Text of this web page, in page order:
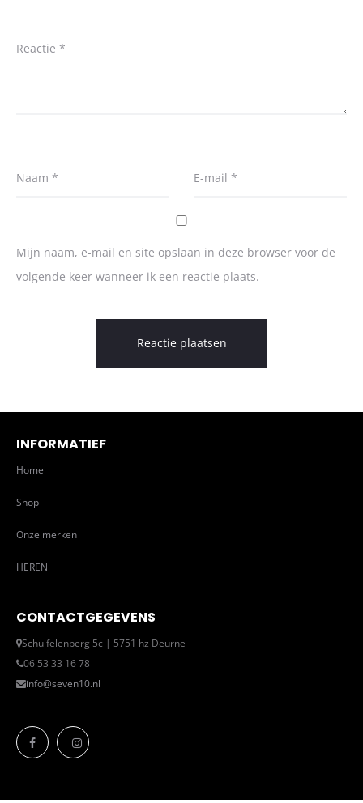
Reactie *
Naam * E-mail *
Mijn naam, e-mail en site opslaan in deze browser voor de
volgende keer wanneer ik een reactie plaats.
INFORMATIEF
Home
Shop
Onze merken
HEREN
CONTACTGEGEVENS
Schuifelenberg 5c | 5751 hz Deurne
06 53 33 16 78
info@seven10.nl